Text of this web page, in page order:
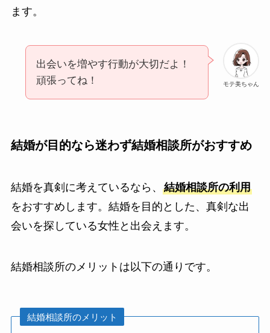
ます。
モテ美ちゃん
出会いを増やす行動が大切だよ！
頑張ってね！
結婚が目的なら迷わず結婚相談所がおすすめ
結婚を真剣に考えているなら、 結婚相談所の利用
をおすすめします。結婚を目的とした、真剣な出
会いを探している女性と出会えます。
結婚相談所のメリットは以下の通りです。
結婚相談所のメリット